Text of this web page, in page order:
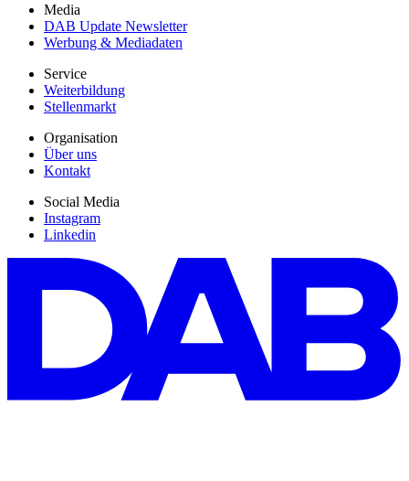
Media
DAB Update Newsletter
Werbung & Mediadaten
Service
Weiterbildung
Stellenmarkt
Organisation
Über uns
Kontakt
Social Media
Instagram
Linkedin